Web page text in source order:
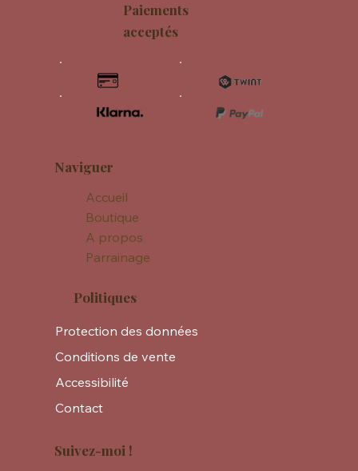
Naviguer
Accueil
Boutique
A propos
Parrainage
Politiques
Protection des données
Conditions de vente
Accessibilité
Contact
Suivez-moi !
Paiements
acceptés